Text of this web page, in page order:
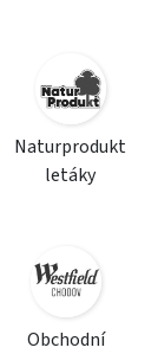
Naturprodukt
letáky
Obchodní